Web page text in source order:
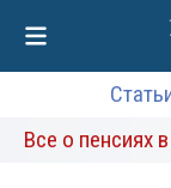
Все о пенсиях